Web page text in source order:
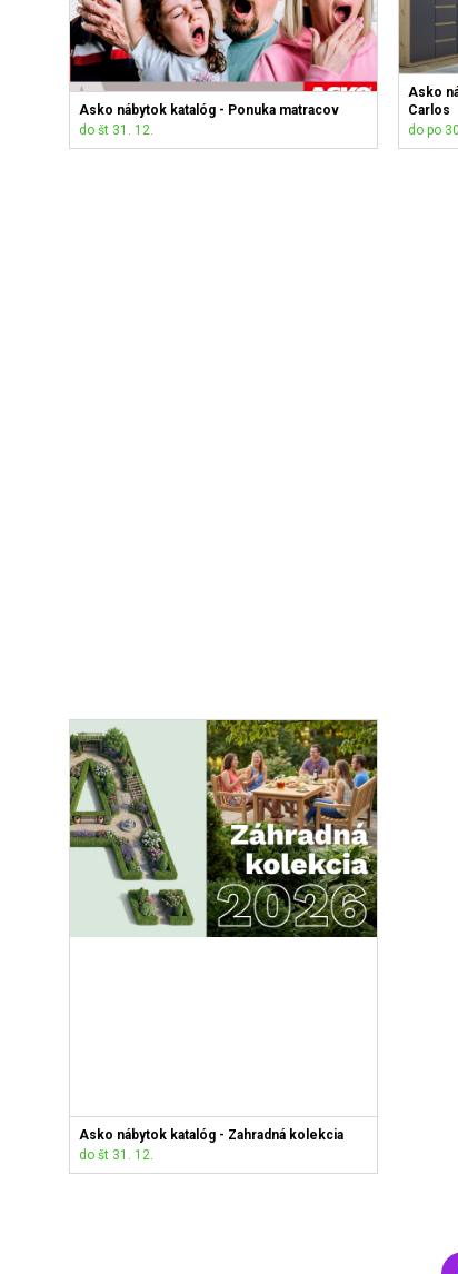
Asko nábytok katalóg - Ponuka matracov
do št 31. 12.
Asko
Carlos
do po
Asko nábytok katalóg - Zahradná kolekcia
do št 31. 12.